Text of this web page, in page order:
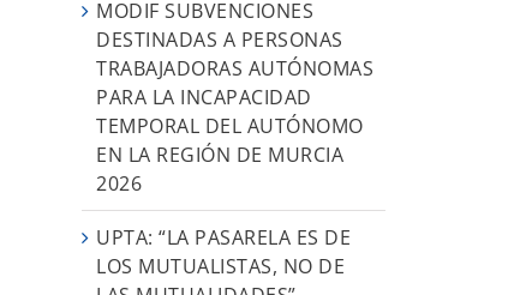
MODIF SUBVENCIONES
DESTINADAS A PERSONAS
TRABAJADORAS AUTÓNOMAS
PARA LA INCAPACIDAD
TEMPORAL DEL AUTÓNOMO
EN LA REGIÓN DE MURCIA
2026
UPTA: “LA PASARELA ES DE
LOS MUTUALISTAS, NO DE